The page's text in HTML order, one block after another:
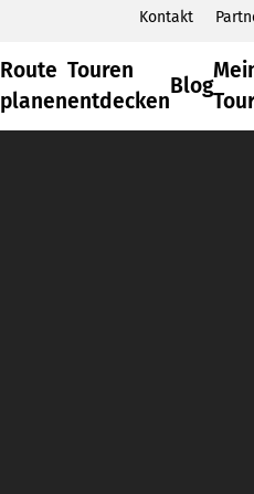
Kontakt
Route
planen
Touren
entdecken
Blog